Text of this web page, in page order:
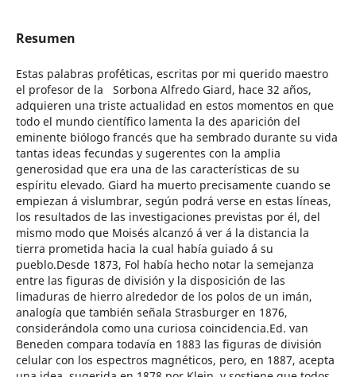
Resumen
Estas palabras proféticas, escritas por mi querido maestro
el profesor de la Sorbona Alfredo Giard, hace 32 años,
adquieren una triste actualidad en estos momentos en que
todo el mundo científico lamenta la des aparición del
eminente biólogo francés que ha sembrado durante su vida
tantas ideas fecundas y sugerentes con la amplia
generosidad que era una de las características de su
espíritu elevado. Giard ha muerto precisamente cuando se
empiezan á vislumbrar, según podrá verse en estas líneas,
los resultados de las investigaciones previstas por él, del
mismo modo que Moisés alcanzó á ver á la distancia la
tierra prometida hacia la cual había guiado á su
pueblo.Desde 1873, Fol había hecho notar la semejanza
entre las figuras de división y la disposición de las
limaduras de hierro alrededor de los polos de un imán,
analogía que también señala Strasburger en 1876,
considerándola como una curiosa coincidencia.Ed. van
Beneden compara todavía en 1883 las figuras de división
celular con los espectros magnéticos, pero, en 1887, acepta